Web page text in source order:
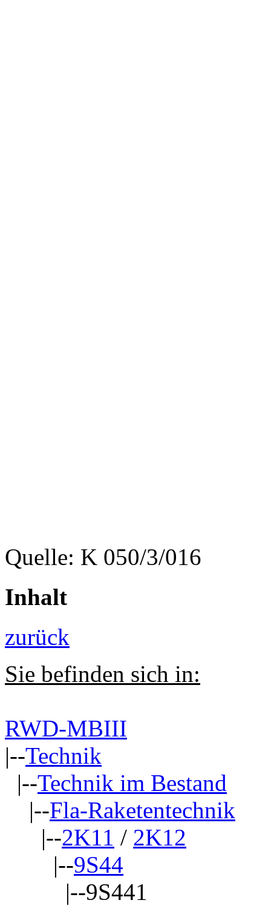
Quelle: K 050/3/016
Inhalt
zurück
Sie befinden sich in:
RWD-MBIII
|--Technik
|--Technik im Bestand
|--Fla-Raketentechnik
|--2K11 / 2K12
|--9S44
|--9S441